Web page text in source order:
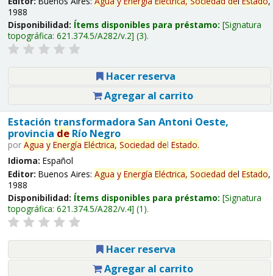
1988
Disponibilidad: Ítems disponibles para préstamo: Signatura
topográfica: 621.374.5/A282/v.2 (3).
Hacer reserva
Agregar al carrito
Estación transformadora San Antoni Oeste,
provincia deRío Negro
por Agua y Energía Eléctrica, Sociedad del Estado.
Idioma: Español
Editor: Buenos Aires: Agua y Energía Eléctrica, Sociedad del Estado,
1988
Disponibilidad: Ítems disponibles para préstamo: Signatura
topográfica: 621.374.5/A282/v.4 (1).
Hacer reserva
Agregar al carrito